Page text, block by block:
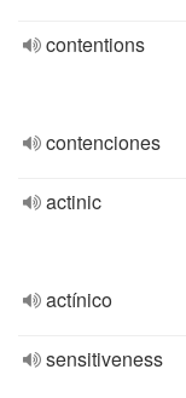
contentions
contenciones
actinic
actínico
sensitiveness